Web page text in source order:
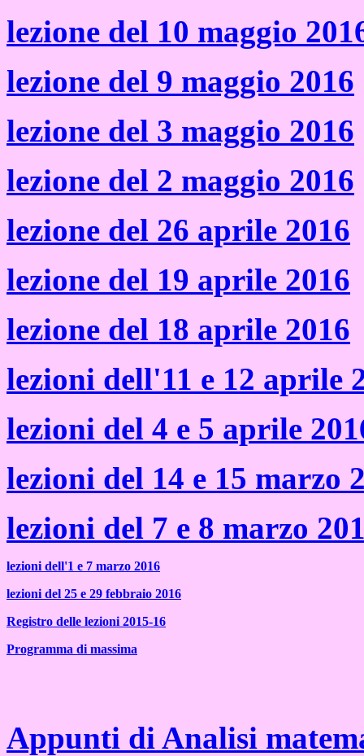
lezione del 10 maggio
lezione del 9 maggio 2016
lezione del 3 maggio 2016
lezione del 2 maggio 2016
lezione del 26 aprile 2016
lezione del 19 aprile 2016
lezione del 18 aprile 2016
lezioni dell'11 e 12 aprile
lezioni del 4 e 5 aprile
lezioni del 14 e 15 marzo
lezioni del 7 e 8 marzo
lezioni dell'1 e 7 marzo 2016
lezioni del 25 e 29 febbraio 2016
Registro delle lezioni 2015-16
Programma di massima
Appunti di Analisi